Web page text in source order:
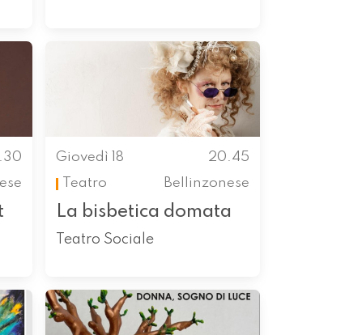
Giovedì 18
20.45
Teatro
Bellinzonese
La bisbetica domata
Teatro Sociale